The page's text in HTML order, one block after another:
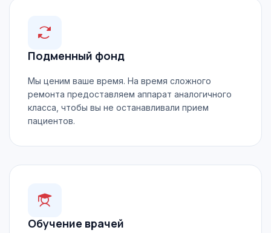
Подменный фонд
Мы ценим ваше время. На время сложного
ремонта предоставляем аппарат аналогичного
класса, чтобы вы не останавливали прием
пациентов.
Обучение врачей